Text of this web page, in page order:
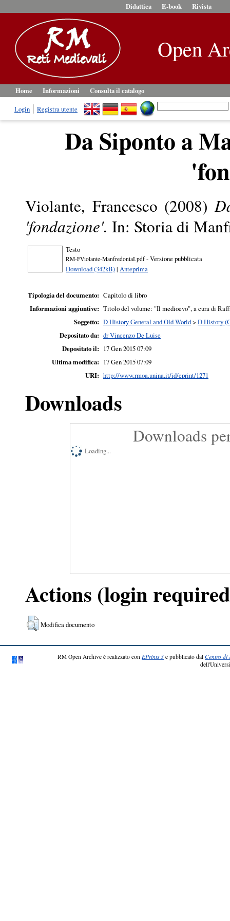
Didattica E-book Rivista
Open
Home Informazioni
Consulta il catalogo
Login
Registra utente
Da Siponto a
Violante, Francesco (2008)
'fondazione'. In: Storia di
Testo
RM-FViolante-ManfredoniaI.pdf- Versione pubblicata
Download (342kB)| Anteprima
Tipologia del documento: Capitolo di libro
Informazioni aggiuntive: Titolo del volume: "Il medioevo", a cura di
Soggetto: D History General and Old World> D History
Depositato da: dr Vincenzo De Luise
Depositato il: 17 Gen 2015 07:09
Ultima modifica: 17 Gen 2015 07:09
URI: http://www.rmoa.unina.it/id/eprint/1271
Downloads
Downloads
Loading...
Actions (login
Modifica documento
RM Open Archive è realizzato con EPrints 3 e pubblicato dal Centro di